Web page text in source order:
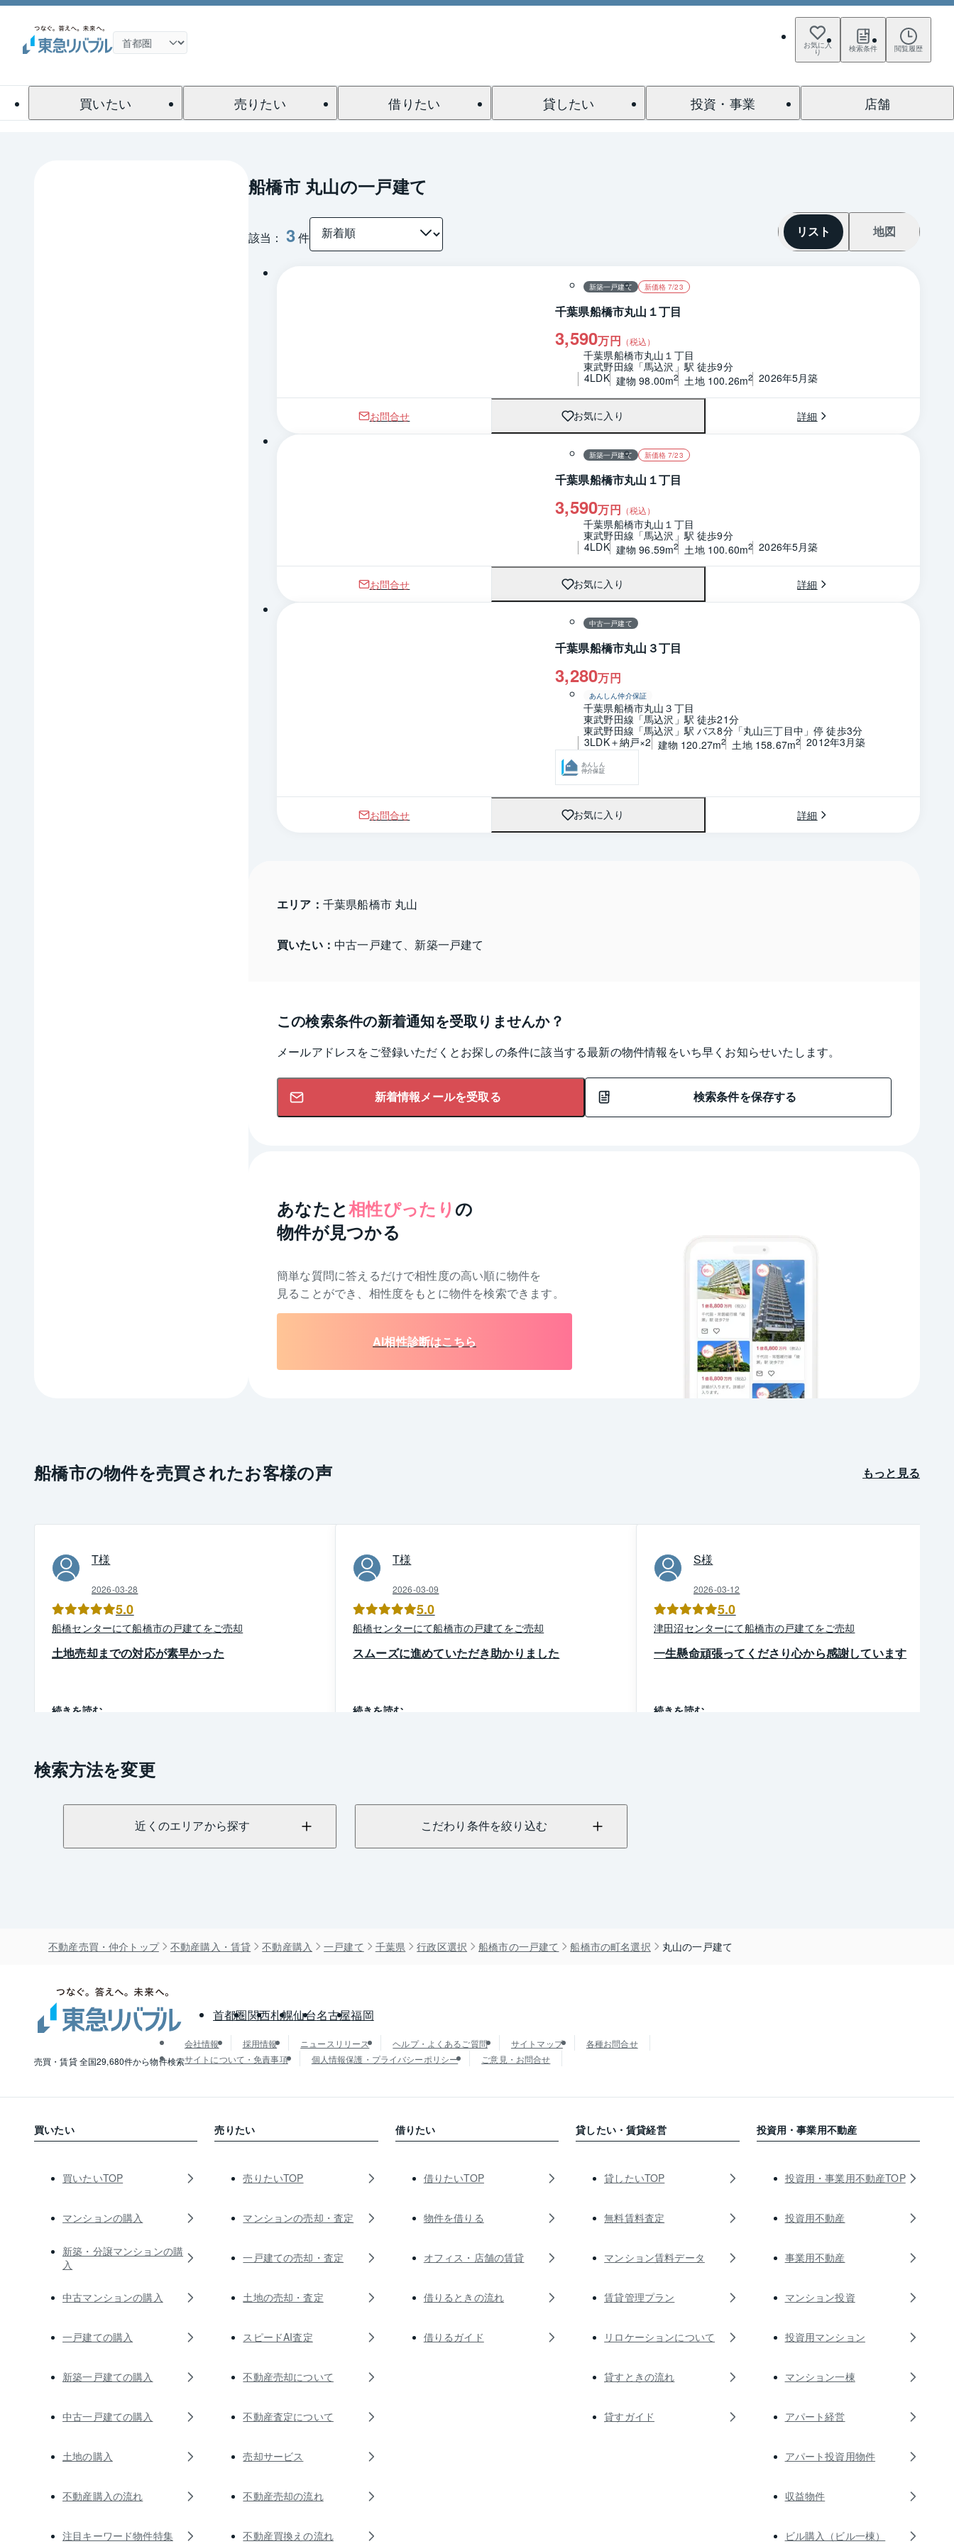
お気に入
り 検索条件 閲覧履歴
買いたい 売りたい 借りたい 貸したい 投資・事業 店舗
船橋市 丸山の一戸建て
該当： 3件 リスト 地図
1 / 0
新築一戸建て 新価格 7/23
千葉県船橋市丸山１丁目
3,590万円 （税込）
千葉県船橋市丸山１丁目
東武野田線「馬込沢」駅 徒歩9分
4LDK 建物 98.00m2 土地 100.26m2 2026年5月築
お問合せ お気に入り 詳細
新築一戸建て 新価格 7/23
千葉県船橋市丸山１丁目
3,590万円 （税込）
千葉県船橋市丸山１丁目
東武野田線「馬込沢」駅 徒歩9分
4LDK 建物 96.59m2 土地 100.60m2 2026年5月築
お問合せ お気に入り 詳細
中古一戸建て
千葉県船橋市丸山３丁目
3,280万円
あんしん仲介保証
千葉県船橋市丸山３丁目
東武野田線「馬込沢」駅 徒歩21分
東武野田線「馬込沢」駅 バス8分「丸山三丁目中」停 徒歩3分
3LDK＋納戸×2 建物 120.27m2 土地 158.67m2 2012年3月築
あんしん
仲介保証
お問合せ お気に入り 詳細
エリア： 千葉県船橋市 丸山
買いたい： 中古一戸建て、新築一戸建て
この検索条件の新着通知を受取りませんか？
メールアドレスをご登録いただくとお探しの条件に該当する最新の物件情報をいち早くお知らせいたします。
新着情報メールを受取る 検索条件を保存する
あなたと相性ぴったり の
物件が見つかる
簡単な質問に答えるだけで相性度の高い順に物件を
見ることができ、相性度をもとに物件を検索できます。
AI相性診断はこちら
船橋市の物件を売買されたお客様の声 もっと見る
T様
2026-03-28
5.0
船橋センターにて船橋市の戸建てをご売却
土地売却までの対応が素早かった
続きを読む
T様
2026-03-09
5.0
船橋センターにて船橋市の戸建てをご売却
スムーズに進めていただき助かりました
続きを読む
S様
2026-03-12
5.0
津田沼センターにて船橋市の戸建てをご売却
一生懸命頑張ってくださり心から感謝しています
続きを読む
検索方法を変更
近くのエリアから探す こだわり条件を絞り込む
不動産売買・仲介トップ 不動産購入・賃貸 不動産購入 一戸建て 千葉県 行政区選択 船橋市の一戸建て 船橋市の町名選択 丸山の一戸建て
売買・賃貸 全国29,680件から物件検索
首都圏関西札幌仙台名古屋福岡
会社情報 採用情報 ニュースリリース ヘルプ・よくあるご質問 サイトマップ
各種お問合せ
サイトについて・免責事項
個人情報保護・プライバシーポリシー ご意見・お問合せ
買いたい
買いたいTOP
マンションの購入
新築・分譲マンションの購
入
中古マンションの購入
一戸建ての購入
新築一戸建ての購入
中古一戸建ての購入
土地の購入
不動産購入の流れ
注目キーワード物件特集
売りたい
売りたいTOP
マンションの売却・査定
一戸建ての売却・査定
土地の売却・査定
スピードAI査定
不動産売却について
不動産査定について
売却サービス
不動産売却の流れ
不動産買換えの流れ
借りたい
借りたいTOP
物件を借りる
オフィス・店舗の賃貸
借りるときの流れ
借りるガイド
貸したい・賃貸経営
貸したいTOP
無料賃料査定
マンション賃料データ
賃貸管理プラン
リロケーションについて
貸すときの流れ
貸すガイド
投資用・事業用不動産
投資用・事業用不動産TOP
投資用不動産
事業用不動産
マンション投資
投資用マンション
マンション一棟
アパート経営
アパート投資用物件
収益物件
ビル購入（ビル一棟）